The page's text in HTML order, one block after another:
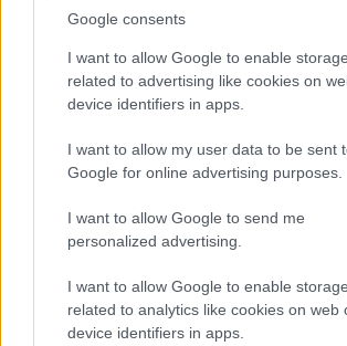
Google consents
I want to allow Google to enable storage
related to advertising like cookies on
device identifiers in apps.
I want to allow my user data to be sent
Google for online advertising purposes.
I want to allow Google to send me
personalized advertising.
I want to allow Google to enable storage
related to analytics like cookies on web
device identifiers in apps.
6 γραφικά χωριά των Κυκλάδων που
ανακαλύψετε
7 έξυπνα tips για να φτιάξετε
των διακοπών
Η εξωτική παραλία της Πάργας που